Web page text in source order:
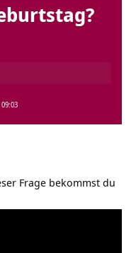
09:03
Frage bekommst du